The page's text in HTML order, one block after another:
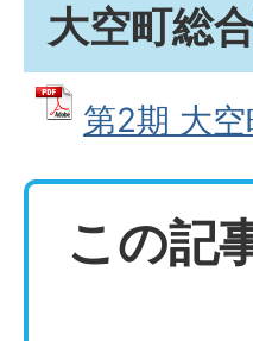
大空町総
第2期 大
この記